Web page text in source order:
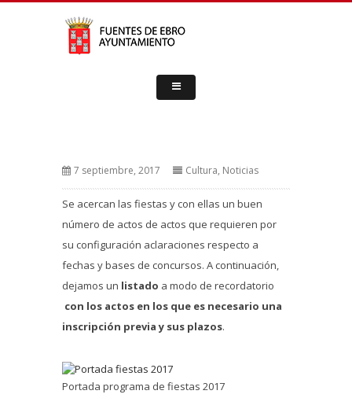
7 septiembre, 2017 Cultura, Noticias
Se acercan las fiestas y con ellas un buen
número de actos de actos que requieren por
su configuración aclaraciones respecto a
fechas y bases de concursos. A continuación,
dejamos un listado a modo de recordatorio
con los actos en los que es necesario una
inscripción previa y sus plazos.
Portada programa de fiestas 2017